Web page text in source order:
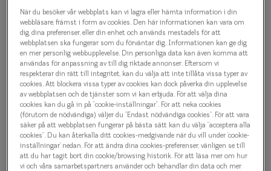
Taberg
Contemporary Crush 0IY1078
C03 Glasögonbåge
500 kr
Välj färg:
Guld
När du besöker vår webbplats kan vi lagra eller hämta information i din
webbläsare, främst i form av cookies. Den här informationen kan vara om
dig, dina preferenser, eller din enhet och används mestadels för att
webbplatsen ska fungerar som du förväntar dig. Informationen kan ge dig
en mer personlig webbupplevelse. Din personliga data kan även komma att
användas för anpassning av till dig riktade annonser. Eftersom vi
respekterar din rätt till integritet, kan du välja att inte tillåta vissa typer av
cookies. Att blockera vissa typer av cookies kan dock påverka din upplevelse
av webbplatsen och de tjänster som vi kan erbjuda. För att välja dina
cookies kan du gå in på ”cookie-inställningar”. För att neka cookies
(förutom de nödvändiga) väljer du ”Endast nödvändiga cookies”. För att vara
säker på att webbplatsen fungerar på bästa sätt kan du välja ”acceptera alla
cookies”. Du kan återkalla ditt cookies-medgivande när du vill under ’cookie-
inställningar’ nedan. För att ändra dina cookies-preferenser, vänligen se till
att du har tagit bort din cookie/browsing historik. För att läsa mer om hur
vi och våra samarbetspartners använder och behandlar din data och mer